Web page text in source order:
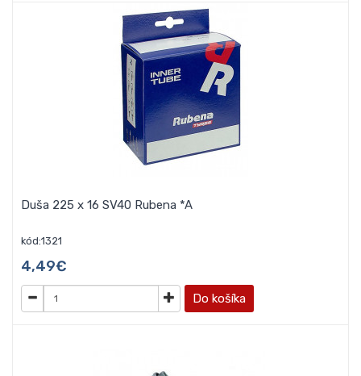
Duša 225 x 16 SV40 Rubena *A
kód:1321
4,49€
Do košíka